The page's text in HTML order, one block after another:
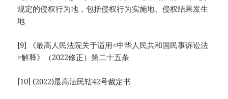
规定的侵权行为地，包括侵权行为实施地、侵权结果发生
地
[9] 《最高人民法院关于适用<中华人民共和国民事诉讼法
>解释》（2022修正）第二十五条
[10] (2022)最高法民辖42号裁定书